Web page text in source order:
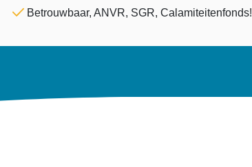
gaan
Betrouwbaar, ANVR, SGR, Calamiteitenfonds!